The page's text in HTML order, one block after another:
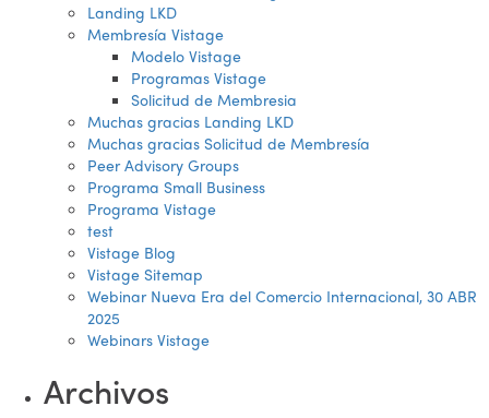
Landing LKD
Membresía Vistage
Modelo Vistage
Programas Vistage
Solicitud de Membresia
Muchas gracias Landing LKD
Muchas gracias Solicitud de Membresía
Peer Advisory Groups
Programa Small Business
Programa Vistage
test
Vistage Blog
Vistage Sitemap
Webinar Nueva Era del Comercio Internacional, 30 ABR
2025
Webinars Vistage
Archivos